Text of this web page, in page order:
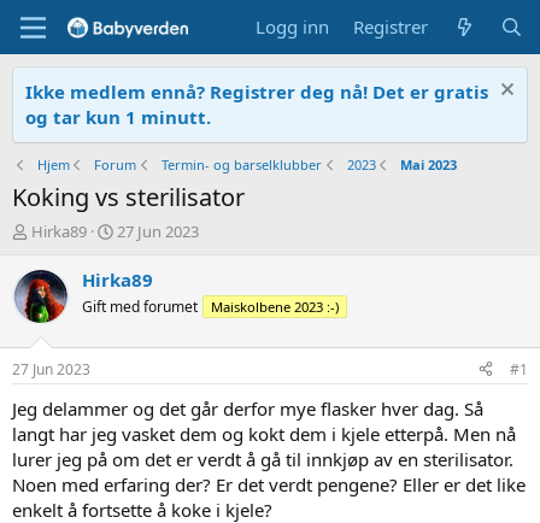
Logg inn Registrer
Ikke medlem ennå? Registrer deg nå! Det er gratis
og tar kun 1 minutt.
Hjem Forum Termin- og barselklubber 2023 Mai 2023
Koking vs sterilisator
T
å
d
s
t
a
r
t
e
r
Hirka89
O
p
e
e
t
27 Jun 2023
Hirka89
Gift med forumet Maiskolbene 2023 :-)
27 Jun 2023 #1
Jeg delammer og det går derfor mye flasker hver dag. Så
langt har jeg vasket dem og kokt dem i kjele etterpå. Men nå
lurer jeg på om det er verdt å gå til innkjøp av en sterilisator.
Noen med erfaring der? Er det verdt pengene? Eller er det like
enkelt å fortsette å koke i kjele?